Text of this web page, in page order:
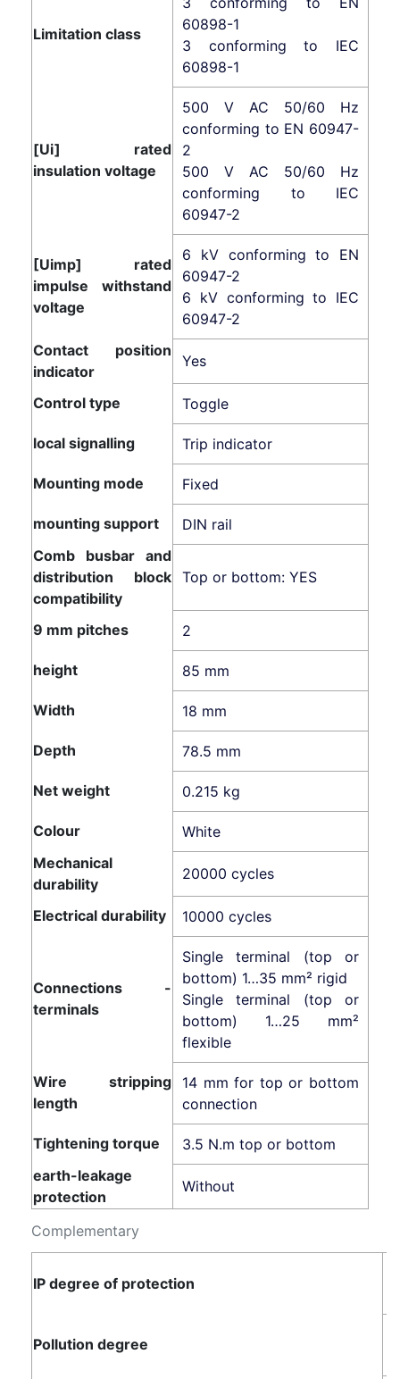
Complementary
Limitation class
60898-1
3 conforming to IEC
60898-1
[Ui] rated
insulation voltage
500 V AC 50/60 Hz
conforming to EN 60947-
2
500 V AC 50/60 Hz
conforming to IEC
60947-2
[Uimp] rated
impulse withstand
voltage
6 kV conforming to EN
60947-2
6 kV conforming to IEC
60947-2
Contact position
indicator
Yes
Control type Toggle
local signalling Trip indicator
Mounting mode Fixed
mounting support
DIN rail
Comb busbar and
distribution block
compatibility
Top or bottom: YES
9 mm pitches 2
height 85 mm
Width 18 mm
Depth 78.5 mm
Net weight 0.215 kg
Colour
White
Mechanical
durability
20000 cycles
Electrical durability 10000 cycles
Connections -
terminals
Single terminal (top or
bottom) 1…35 mm² rigid
Single terminal (top or
bottom) 1…25 mm²
flexible
Wire stripping
length
14 mm for top or bottom
connection
Tightening torque
3.5 N.m top or bottom
earth-leakage
protection
Without
IP degree of protection
Pollution degree